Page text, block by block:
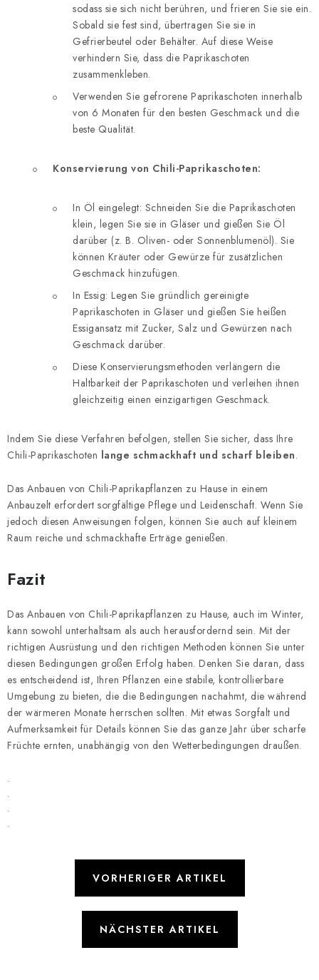
sodass sie sich nicht berühren, und frieren Sie sie ein.
Sobald sie fest sind, übertragen Sie sie in
Gefrierbeutel oder Behälter. Auf diese Weise
verhindern Sie, dass die Paprikaschoten
zusammenkleben.
Verwenden Sie gefrorene Paprikaschoten innerhalb
von 6 Monaten für den besten Geschmack und die
beste Qualität.
Konservierung von Chili-Paprikaschoten:
In Öl eingelegt: Schneiden Sie die Paprikaschoten
klein, legen Sie sie in Gläser und gießen Sie Öl
darüber (z. B. Oliven- oder Sonnenblumenöl). Sie
können Kräuter oder Gewürze für zusätzlichen
Geschmack hinzufügen.
In Essig: Legen Sie gründlich gereinigte
Paprikaschoten in Gläser und gießen Sie heißen
Essigansatz mit Zucker, Salz und Gewürzen nach
Geschmack darüber.
Diese Konservierungsmethoden verlängern die
Haltbarkeit der Paprikaschoten und verleihen ihnen
gleichzeitig einen einzigartigen Geschmack.
Indem Sie diese Verfahren befolgen, stellen Sie sicher, dass Ihre
Chili-Paprikaschoten lange schmackhaft und scharf bleiben.
Das Anbauen von Chili-Paprikapflanzen zu Hause in einem
Anbauzelt erfordert sorgfältige Pflege und Leidenschaft. Wenn Sie
jedoch diesen Anweisungen folgen, können Sie auch auf kleinem
Raum reiche und schmackhafte Erträge genießen.
Fazit
Das Anbauen von Chili-Paprikapflanzen zu Hause, auch im Winter,
kann sowohl unterhaltsam als auch herausfordernd sein. Mit der
richtigen Ausrüstung und den richtigen Methoden können Sie unter
diesen Bedingungen großen Erfolg haben. Denken Sie daran, dass
es entscheidend ist, Ihren Pflanzen eine stabile, kontrollierbare
Umgebung zu bieten, die die Bedingungen nachahmt, die während
der wärmeren Monate herrschen sollten. Mit etwas Sorgfalt und
Aufmerksamkeit für Details können Sie das ganze Jahr über scharfe
Früchte ernten, unabhängig von den Wetterbedingungen draußen.
.
.
.
.
VORHERIGER ARTIKEL
NÄCHSTER ARTIKEL